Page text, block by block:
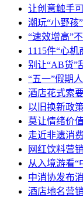
让创意触手
潮玩“小野孩
“速效增高”
1115件“心机
别让“AB货”
“五一”假期
酒店花式索
以旧换新政
莫让情绪价
走近非遗消
网红饮料营
从入境游看“
中消协发布
酒店地名营